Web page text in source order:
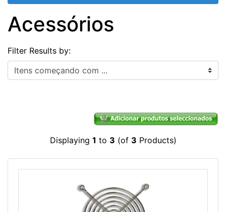
Acessórios
Filter Results by:
Itens começando com ...
Displaying 1 to 3 (of 3 Products)